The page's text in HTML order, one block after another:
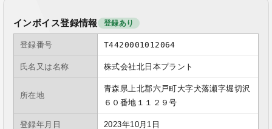
インボイス登録情報 登録あり
登録番号 T4420001012064
氏名又は名称 株式会社北日本プラント
所在地
青森県上北郡六戸町大字犬落瀬字堀切沢
６０番地１１２９号
登録年月日 2023年10月1日